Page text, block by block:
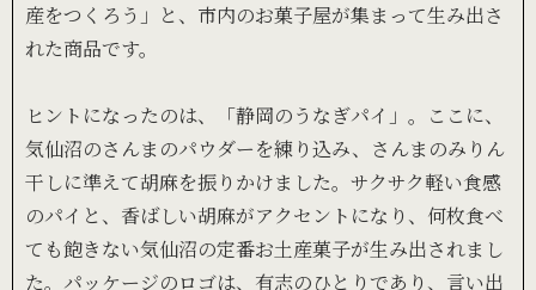
産をつくろう」と、市内のお菓子屋が集まって生み出さ
れた商品です。
ヒントになったのは、「静岡のうなぎパイ」。ここに、
気仙沼のさんまのパウダーを練り込み、さんまのみりん
干しに準えて胡麻を振りかけました。サクサク軽い食感
のパイと、香ばしい胡麻がアクセントになり、何枚食べ
ても飽きない気仙沼の定番お土産菓子が生み出されまし
た。パッケージのロゴは、有志のひとりであり、言い出